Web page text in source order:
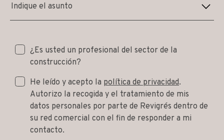
Indique el asunto
¿Es usted un profesional del sector de la
construcción?
He leído y acepto la política de privacidad.
Autorizo la recogida y el tratamiento de mis
datos personales por parte de Revigrés dentro de
su red comercial con el fin de responder a mi
contacto.